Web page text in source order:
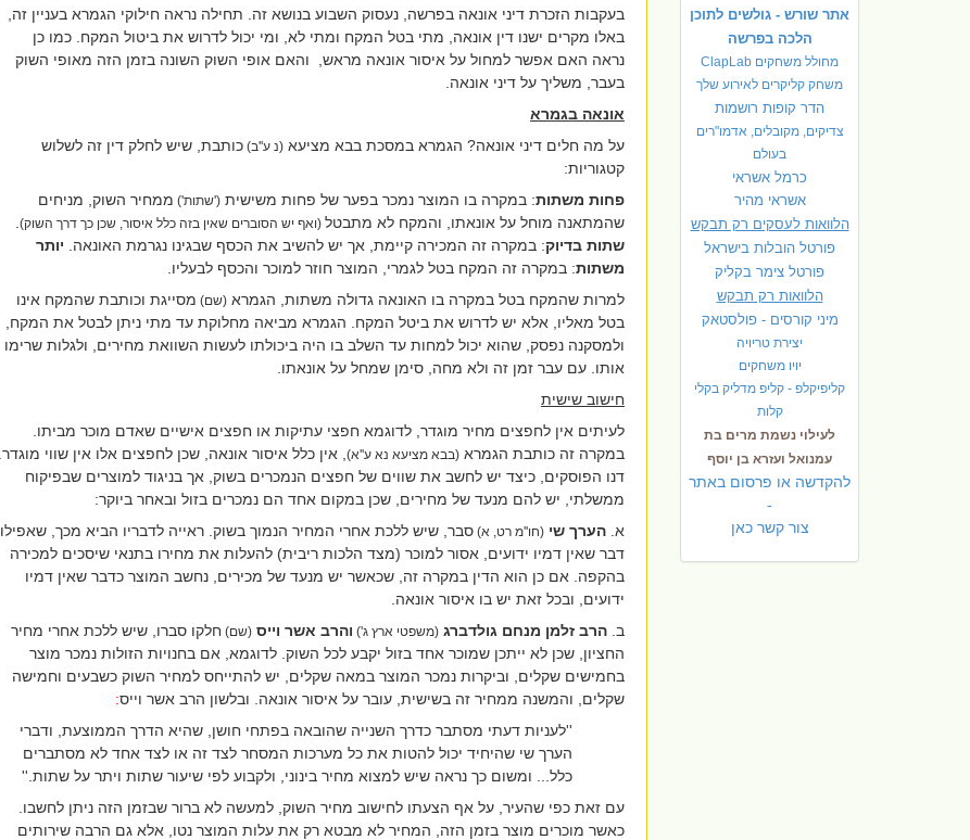
אתר שורש - גולשים לתוכן
הלכה בפרשה
מחולל משחקים ClapLab
משחק קליקרים לאירוע שלך
הדר קופות רושמות
צדיקים, מקובלים, אדמו"רים
בעולם
כרמל אשראי
אשראי מהיר
הלוואות לעסקים רק תבקש
פורטל הובלות בישראל
פורטל צימר בקליק
הלוואות רק תבקש
מיני קורסים - פולסטאק
יצירת טריויה
יויו משחקים
קליפיקלפ - קליפ מדליק בקלי
קלות
לעילוי נשמת מרים בת
עמנואל ועזרא בן יוסף
להקדשה או פרסום באתר
-
צור קשר כאן
בעקבות הזכרת דיני אונאה בפרשה, נעסוק השבוע בנושא זה. תחילה נראה חילוקי הגמרא בעניין זה,
באלו מקרים ישנו דין אונאה, מתי בטל המקח ומתי לא, ומי יכול לדרוש את ביטול המקח. כמו כן
נראה האם אפשר למחול על איסור אונאה מראש,
והאם אופי השוק השונה בזמן הזה מאופי השוק
בעבר, משליך על דיני אונאה.
אונאה בגמרא
על מה חלים דיני אונאה? הגמרא במסכת בבא מציעא (נ ע''ב) כותבת, שיש לחלק דין זה לשלוש
קטגוריות:
פחות משתות: במקרה בו המוצר נמכר בפער של פחות משישית ('שתות') ממחיר השוק, מניחים
שהמתאנה מוחל על אונאתו, והמקח לא מתבטל (ואף יש הסוברים שאין בזה כלל איסור, שכן כך דרך השוק)
שתות בדיוק: במקרה זה המכירה קיימת, אך יש להשיב את הכסף שבגינו נגרמת האונאה. יותר
משתות: במקרה זה המקח בטל לגמרי, המוצר חוזר למוכר והכסף לבעליו.
למרות שהמקח בטל במקרה בו האונאה גדולה משתות, הגמרא (שם) מסייגת וכותבת שהמקח אינו
בטל מאליו, אלא יש לדרוש את ביטל המקח. הגמרא מביאה מחלוקת עד מתי ניתן לבטל את המקח,
ולמסקנה נפסק, שהוא יכול למחות עד השלב בו היה ביכולתו לעשות השוואת מחירים, ולגלות שרימו
אותו. עם עבר זמן זה ולא מחה, סימן שמחל על אונאתו.
חישוב שישית
לעיתים אין לחפצים מחיר מוגדר, לדוגמא חפצי עתיקות או חפצים אישיים שאדם מוכר מביתו.
במקרה זה כותבת הגמרא (בבא מציעא נא ע''א) , אין כלל איסור אונאה, שכן לחפצים אלו אין שווי מוגדר.
דנו הפוסקים, כיצד יש לחשב את שווים של חפצים הנמכרים בשוק, אך בניגוד למוצרים שבפיקוח
ממשלתי, יש להם מנעד של מחירים, שכן במקום אחד הם נמכרים בזול ובאחר ביוקר:
א. הערך שי (חו''מ רט, א) סבר, שיש ללכת אחרי המחיר הנמוך בשוק. ראייה לדבריו הביא מכך, שאפילו
דבר שאין דמיו ידועים, אסור למוכר (מצד הלכות ריבית) להעלות את מחירו בתנאי שיסכים למכירה
בהקפה. אם כן הוא הדין במקרה זה, שכאשר יש מנעד של מכירים, נחשב המוצר כדבר שאין דמיו
ידועים, ובכל זאת יש בו איסור אונאה.
ב. הרב זלמן מנחם גולדברג (משפטי ארץ ג') והרב אשר וייס (שם) חלקו סברו, שיש ללכת אחרי מחיר
החציון, שכן לא ייתכן שמוכר אחד בזול יקבע לכל השוק. לדוגמא, אם בחנויות הזולות נמכר מוצר
בחמישים שקלים, וביקרות נמכר המוצר במאה שקלים, יש להתייחס למחיר השוק כשבעים וחמישה
שקלים, והמשנה ממחיר זה בשישית, עובר על איסור אונאה.
ובלשון הרב אשר וייס:
''לעניות דעתי מסתבר כדרך השנייה שהובאה בפתחי חושן, שהיא הדרך הממוצעת, ודברי
הערך שי שהיחיד יכול להטות את כל מערכות המסחר לצד זה או לצד אחד לא מסתברים
כלל... ומשום כך נראה שיש למצוא מחיר בינוני, ולקבוע לפי שיעור שתות ויתר על שתות.''
עם זאת כפי שהעיר, על אף הצעתו לחישוב מחיר השוק, למעשה לא ברור שבזמן הזה ניתן לחשבו.
כאשר מוכרים מוצר בזמן הזה, המחיר לא מבטא רק את עלות המוצר נטו, אלא גם הרבה שירותים